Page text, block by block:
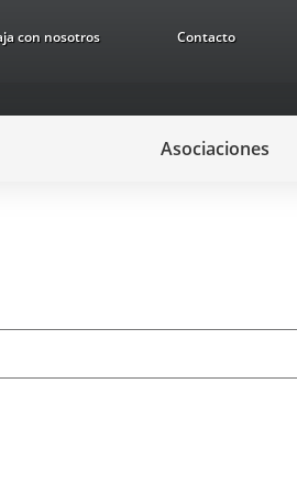
con nosotros Contacto
Asociaciones